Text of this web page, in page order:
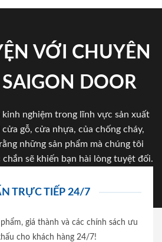
VỚI CHUYÊN
DOOR
nghiệm trong lĩnh vực sản xuất
gỗ, cửa nhựa, của chống cháy,
những sản phẩm mà chúng tôi
sẽ khiến bạn hài lòng tuyệt đối.
TRỰC TIẾP 24/7
giá thành và các chính sách ưu
cho khách hàng 24/7!